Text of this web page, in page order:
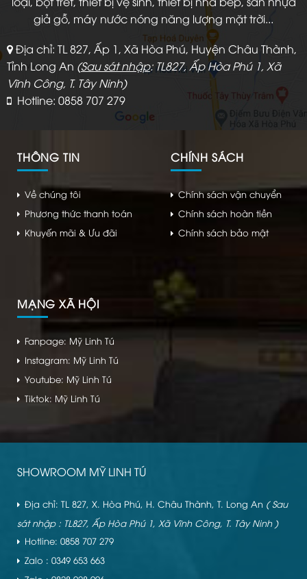
giả gỗ, máy nước nóng năng lượng mặt trời...
Địa chỉ: TL 827, Ấp 1, Xã Hòa Phú, Huyện Châu Thành,
Tỉnh Long An (Sau sát nhập: TL827, Ấp Hòa Phú 1, Xã
Vĩnh Công, T. Tây Ninh)
Hotline: 0858 707 279
THÔNG TIN
Về chúng tôi
Phương thức thanh toán
Khuyến mãi & Ưu đãi
CHÍNH SÁCH
Chính sách vận chuyển
Chính sách hoàn tiền
Chính sách bảo mật
MẠNG XÃ HỘI
Fanpage: Mỹ Linh Tú
Instagram: Mỹ Linh Tú
Youtube: Mỹ Linh Tú
Tiktok: Mỹ Linh Tú
SHOWROOM MỸ LINH TÚ
Địa chỉ: TL 827, X. Hòa Phú, H. Châu Thành, T. Long An ( Sau
sát nhập : TL827, Ấp Hòa Phú 1, Xã Vĩnh Công, T. Tây Ninh )
Hotline: 0858 707 279
Zalo : 0349 653 663